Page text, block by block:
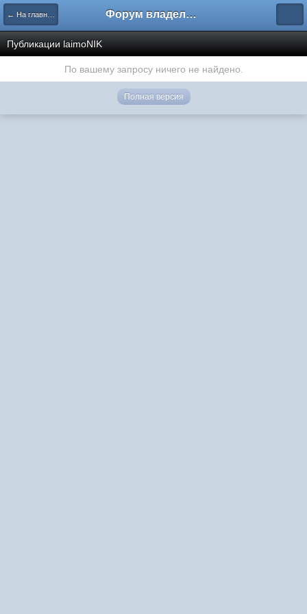
← На главную Форум владельцев интернет-магазинов
Публикации laimoNIK
По вашему запросу ничего не найдено.
Полная версия